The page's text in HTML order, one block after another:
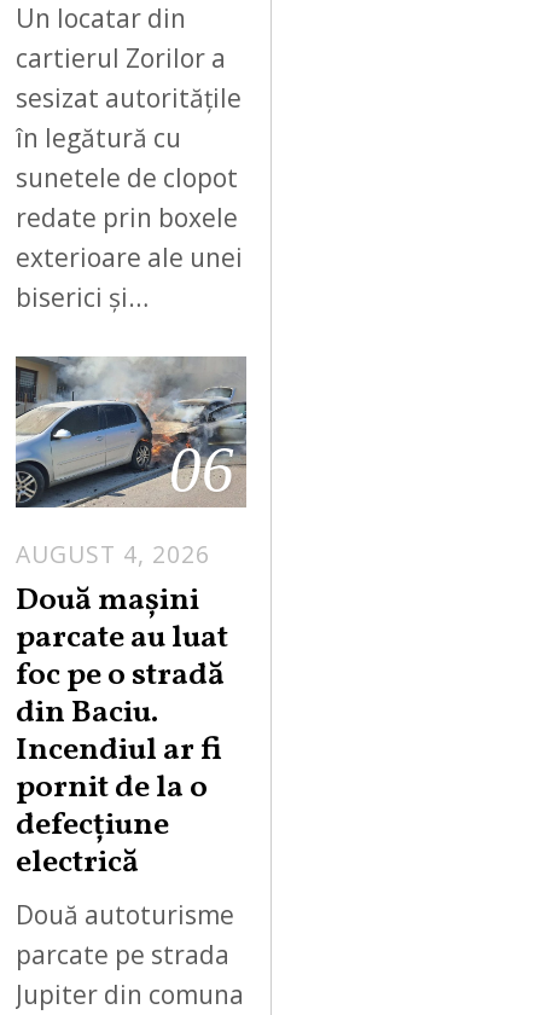
Un locatar din
cartierul Zorilor a
sesizat autoritățile
în legătură cu
sunetele de clopot
redate prin boxele
exterioare ale unei
biserici și…
06
AUGUST 4, 2026
Două mașini
parcate au luat
foc pe o stradă
din Baciu.
Incendiul ar fi
pornit de la o
defecțiune
electrică
Două autoturisme
parcate pe strada
Jupiter din comuna